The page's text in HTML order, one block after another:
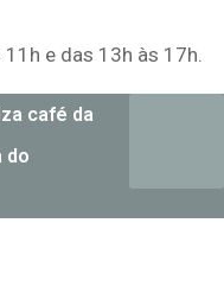
e das 13h às 17h.
café da
do